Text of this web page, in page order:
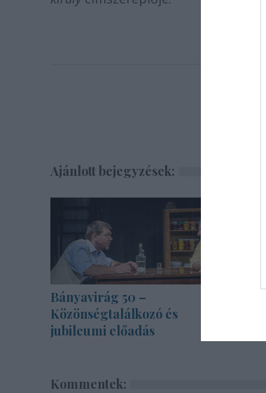
Ajánlott bejegyzések:
Bányavirág 50 –
Közönségtalálkozó és
jubileumi előadás
Kommentek: